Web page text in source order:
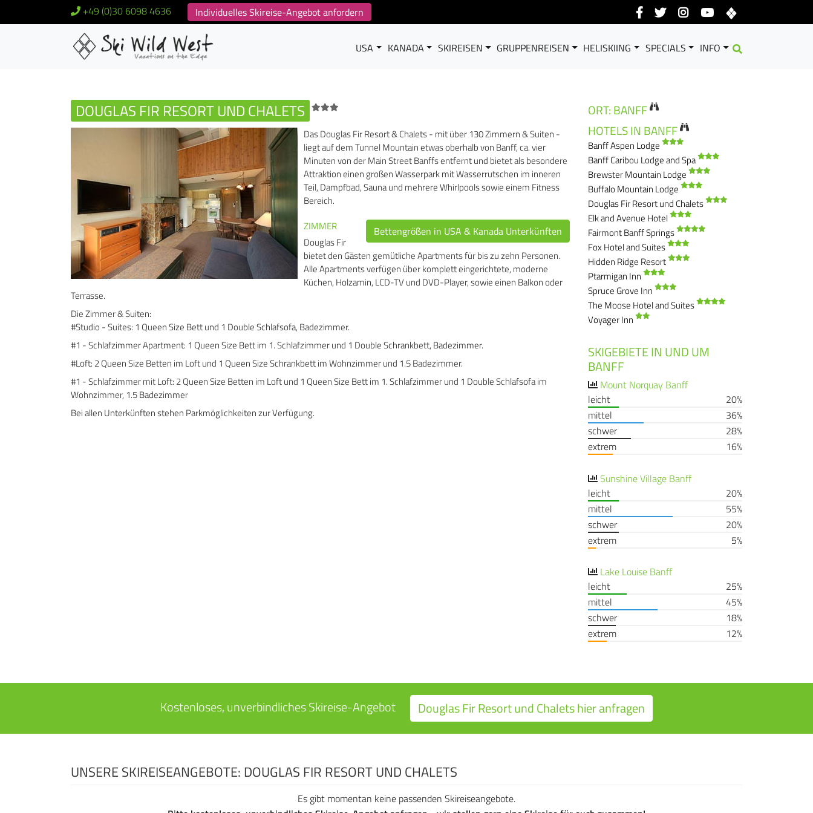
+49 (0)30 6098 4636 Individuelles Skireise-Angebot anfordern
USA KANADA SKIREISEN GRUPPENREISEN HELISKIING SPECIALS INFO
DOUGLAS FIR RESORT UND CHALETS
Das Douglas Fir Resort & Chalets - mit über 130 Zimmern & Suiten -
liegt auf dem Tunnel Mountain etwas oberhalb von Banff, ca. vier
Minuten von der Main Street Banffs entfernt und bietet als besondere
Attraktion einen großen Wasserpark mit Wasserrutschen im inneren
Teil, Dampfbad, Sauna und mehrere Whirlpools sowie einem Fitness
Bereich.
ZIMMER
Bettengrößen in USA & Kanada Unterkünften
Douglas Fir
bietet den Gästen gemütliche Apartments für bis zu zehn Personen.
Alle Apartments verfügen über komplett eingerichtete, moderne
Küchen, Holzamin, LCD-TV und DVD-Player, sowie einen Balkon oder
Terrasse.
Die Zimmer & Suiten:
#Studio - Suites: 1 Queen Size Bett und 1 Double Schlafsofa, Badezimmer.
#1 - Schlafzimmer Apartment: 1 Queen Size Bett im 1. Schlafzimmer und 1 Double Schrankbett, Badezimmer.
#Loft: 2 Queen Size Betten im Loft und 1 Queen Size Schrankbett im Wohnzimmer und 1.5 Badezimmer.
#1 - Schlafzimmer mit Loft: 2 Queen Size Betten im Loft und 1 Queen Size Bett im 1. Schlafzimmer und 1 Double Schlafsofa im
Wohnzimmer, 1.5 Badezimmer
Bei allen Unterkünften stehen Parkmöglichkeiten zur Verfügung.
ORT: BANFF
HOTELS IN BANFF
Banff Aspen Lodge
Banff Caribou Lodge and Spa
Brewster Mountain Lodge
Buffalo Mountain Lodge
Douglas Fir Resort und Chalets
Elk and Avenue Hotel
Fairmont Banff Springs
Fox Hotel and Suites
Hidden Ridge Resort
Ptarmigan Inn
Spruce Grove Inn
The Moose Hotel and Suites
Voyager Inn
SKIGEBIETE IN UND UM
BANFF
Mount Norquay Banff
leicht
20%
mittel
36%
schwer
28%
extrem
16%
Sunshine Village Banff
leicht
20%
mittel
55%
schwer
20%
extrem
5%
Lake Louise Banff
leicht
25%
mittel
45%
schwer
18%
extrem
12%
Kostenloses, unverbindliches Skireise-Angebot Douglas Fir Resort und Chalets hier anfragen
UNSERE SKIREISEANGEBOTE: DOUGLAS FIR RESORT UND CHALETS
Es gibt momentan keine passenden Skireiseangebote.